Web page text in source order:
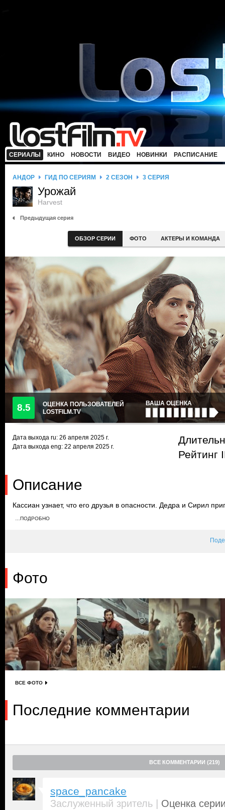
СЕРИАЛЫ КИНО НОВОСТИ ВИДЕО НОВИНКИ РАСПИСАНИЕ
АНДОР ГИД ПО СЕРИЯМ 2 СЕЗОН 3 СЕРИЯ
Урожай
Harvest
Предыдущая серия
ОБЗОР СЕРИИ ФОТО АКТЕРЫ И КОМАНДА
8.5
ОЦЕНКА ПОЛЬЗОВАТЕЛЕЙ
LOSTFILM.TV
ВАША ОЦЕНКА
Дата выхода ru: 26 апреля 2025 г.
Дата выхода eng: 22 апреля 2025 г.
Рейтинг
Описание
Кассиан узнает, что его друзья в опасности. Дедра и Сирил
Лейды и Стэкана проходит по плану. У Бикс, Брассо и
…ПОДРОБНО
Фото
ВСЕ ФОТО
Последние комментарии
ВСЕ КОММЕНТАРИИ (219)
space_pancake
Заслуженный зритель | Оценка